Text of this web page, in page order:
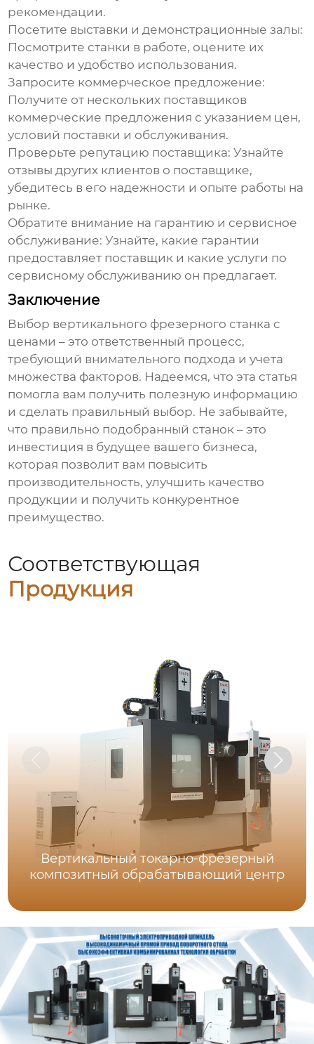
рекомендации.
Посетите выставки и демонстрационные залы:
Посмотрите станки в работе, оцените их
качество и удобство использования.
Запросите коммерческое предложение:
Получите от нескольких поставщиков
коммерческие предложения с указанием цен,
условий поставки и обслуживания.
Проверьте репутацию поставщика: Узнайте
отзывы других клиентов о поставщике,
убедитесь в его надежности и опыте работы на
рынке.
Обратите внимание на гарантию и сервисное
обслуживание: Узнайте, какие гарантии
предоставляет поставщик и какие услуги по
сервисному обслуживанию он предлагает.
Заключение
Выбор вертикального фрезерного станка с
ценами – это ответственный процесс,
требующий внимательного подхода и учета
множества факторов. Надеемся, что эта статья
помогла вам получить полезную информацию
и сделать правильный выбор. Не забывайте,
что правильно подобранный станок – это
инвестиция в будущее вашего бизнеса,
которая позволит вам повысить
производительность, улучшить качество
продукции и получить конкурентное
преимущество.
Соответствующая
Продукция
Вертикальный токарно-фрезерный
композитный обрабатывающий центр